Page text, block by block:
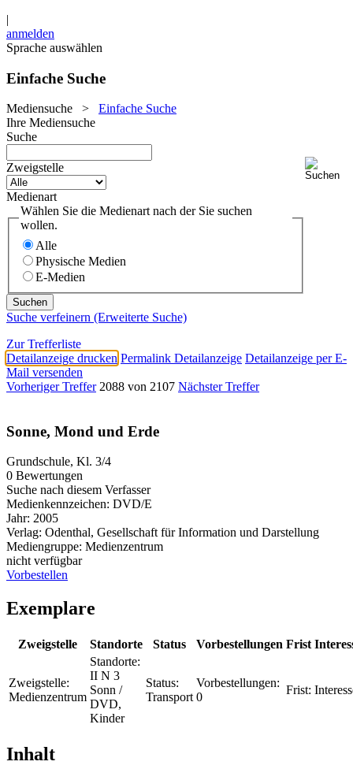
|
anmelden
Sprache auswählen
Einfache Suche
Mediensuche > Einfache Suche
Ihre Mediensuche
Suche
Zweigstelle
Medienart
Wählen Sie die Medienart nach der Sie suchen
wollen.
Alle
Physische Medien
E-Medien
Suche verfeinern (Erweiterte Suche)
Zur Trefferliste
Detailanzeige drucken Permalink Detailanzeige Detailanzeige per E-
Mail versenden
Vorheriger Treffer 2088 von 2107 Nächster Treffer
Sonne, Mond und Erde
Grundschule, Kl. 3/4
0 Bewertungen
Suche nach diesem Verfasser
Medienkennzeichen: DVD/E
Jahr: 2005
Verlag: Odenthal, Gesellschaft für Information und Darstellung
Mediengruppe: Medienzentrum
nicht verfügbar
Vorbestellen
Exemplare
Zweigstelle Standorte Status Vorbestellungen Frist
Zweigstelle:
Medienzentrum
Standorte:
II N 3
Sonn /
DVD,
Kinder
Status:
Transport
Vorbestellungen:
0
Frist:
Inhalt